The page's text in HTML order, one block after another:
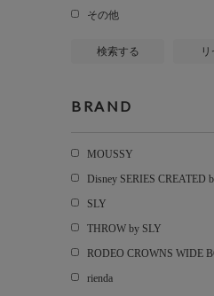
その他
検索する
BRAND
MOUSSY
Disney SERIES CREATED
SLY
THROW by SLY
RODEO CROWNS WIDE
rienda